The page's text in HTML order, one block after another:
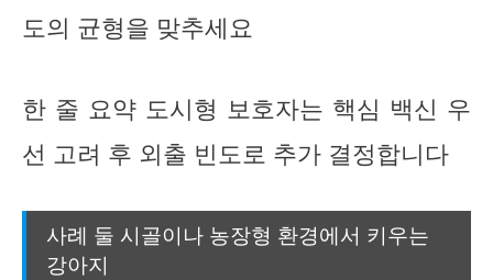
도의 균형을 맞추세요
한 줄 요약 도시형 보호자는 핵심 백신 우
선 고려 후 외출 빈도로 추가 결정합니다
사례 둘 시골이나 농장형 환경에서 키우는
강아지